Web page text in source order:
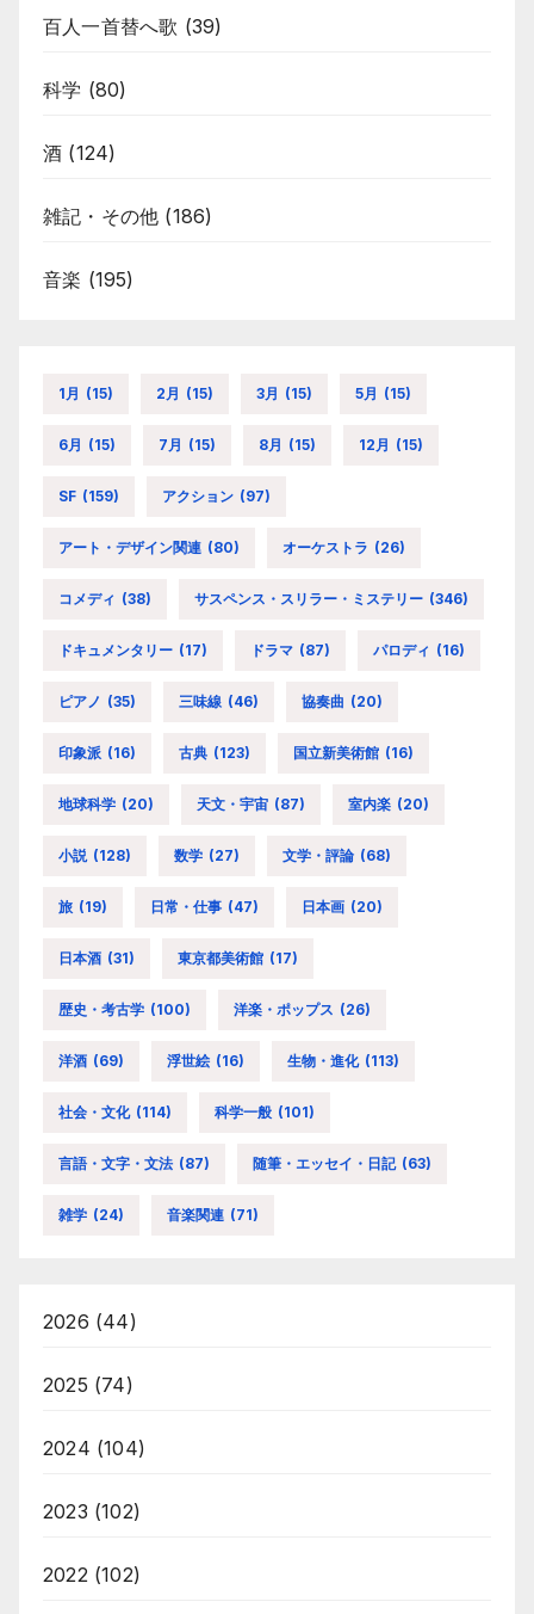
百人一首替へ歌 (39)
科学 (80)
酒 (124)
雑記・その他 (186)
音楽 (195)
1月 (15) 2月 (15) 3月 (15) 5月 (15)
6月 (15) 7月 (15) 8月 (15) 12月 (15)
SF (159) アクション (97)
アート・デザイン関連 (80) オーケストラ (26)
コメディ (38) サスペンス・スリラー・ミステリー (346)
ドキュメンタリー (17) ドラマ (87) パロディ (16)
ピアノ (35) 三味線 (46) 協奏曲 (20)
印象派 (16) 古典 (123) 国立新美術館 (16)
地球科学 (20) 天文・宇宙 (87) 室内楽 (20)
小説 (128) 数学 (27) 文学・評論 (68)
旅 (19) 日常・仕事 (47) 日本画 (20)
日本酒 (31) 東京都美術館 (17)
歴史・考古学 (100) 洋楽・ポップス (26)
洋酒 (69) 浮世絵 (16) 生物・進化 (113)
社会・文化 (114) 科学一般 (101)
言語・文字・文法 (87) 随筆・エッセイ・日記 (63)
雑学 (24) 音楽関連 (71)
2026 (44)
2025 (74)
2024 (104)
2023 (102)
2022 (102)